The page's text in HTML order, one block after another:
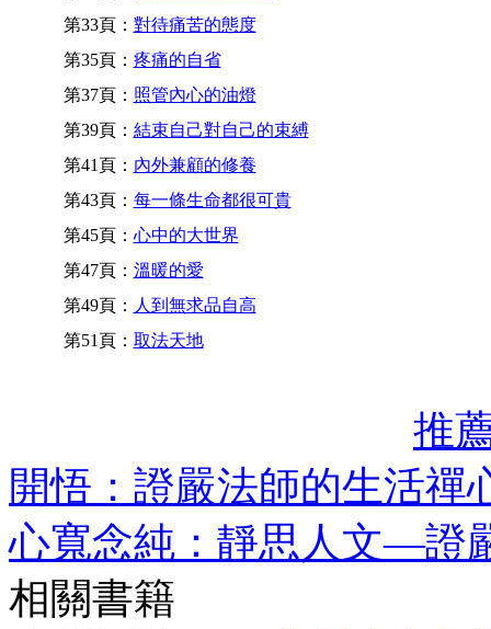
第33頁： 對待痛苦的態度
第35頁： 疼痛的自省
第37頁： 照管內心的油燈
第39頁： 結束自己對自己的束縛
第41頁： 內外兼顧的修養
第43頁： 每一條生命都很可貴
第45頁： 心中的大世界
第47頁： 溫暖的愛
第49頁： 人到無求品自高
第51頁： 取法天地
推
開悟：證嚴法師的生活
心寬念純：靜思人文—證
相關書籍